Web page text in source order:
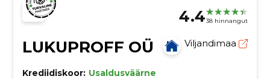
4.438 hinnangut
LUKUPROFF OÜ Viljandimaa
Krediidiskoor: Usaldusväärne